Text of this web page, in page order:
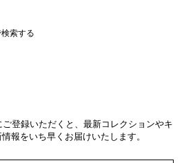
索する
ご登録いただくと、最新コレクションやキ
報をいち早くお届けいたします。